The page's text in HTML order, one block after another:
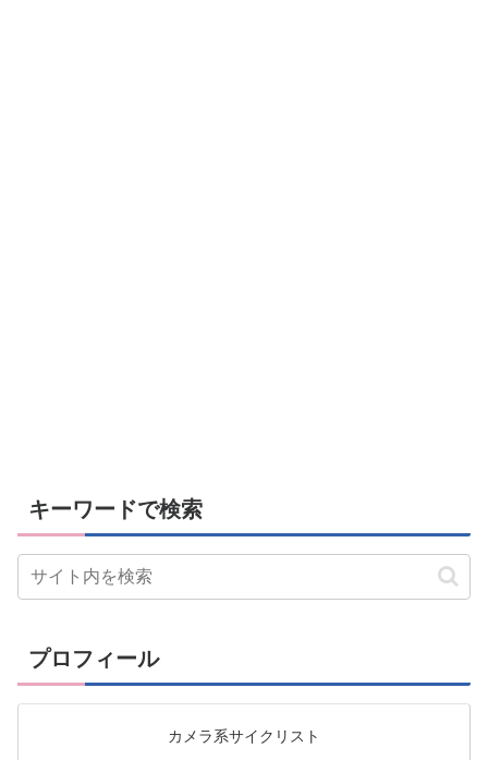
キーワードで検索
プロフィール
カメラ系サイクリスト